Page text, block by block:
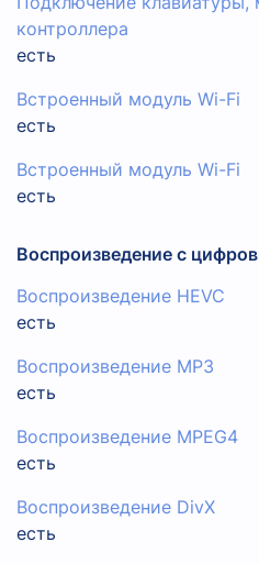
контроллера
есть
Встроенный модуль Wi-Fi
есть
Встроенный модуль Wi-Fi
есть
Воспроизведение с
Воспроизведение HEVC
есть
Воспроизведение MP3
есть
Воспроизведение MPEG4
есть
Воспроизведение DivX
есть